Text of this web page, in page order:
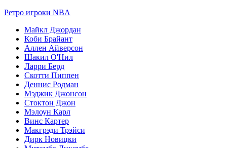
Ретро игроки NBA
Майкл Джордан
Коби Брайант
Аллен Айверсон
Шакил О'Нил
Ларри Берд
Скотти Пиппен
Деннис Родман
Мэджик Джонсон
Стоктон Джон
Мэлоун Карл
Винс Картер
Макгрэди Трэйси
Дирк Новицки